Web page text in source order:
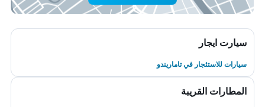
سيارت ايجار
سيارات للاستئجار في تاماريندو
المطارات القريبة